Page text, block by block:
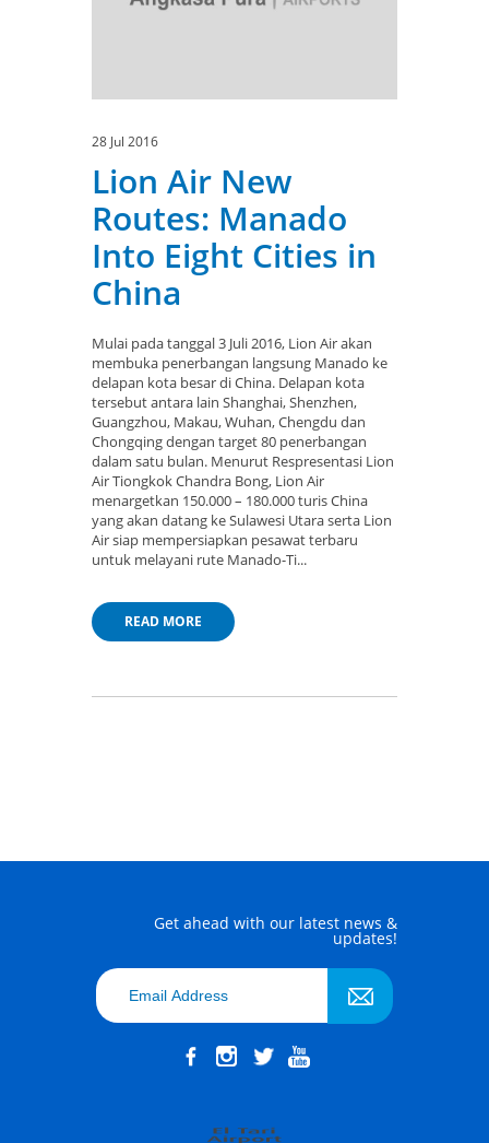
28 Jul 2016
Lion Air New
Routes: Manado
Into Eight Cities in
China
Mulai pada tanggal 3 Juli 2016, Lion Air akan
membuka penerbangan langsung Manado ke
delapan kota besar di China. Delapan kota
tersebut antara lain Shanghai, Shenzhen,
Guangzhou, Makau, Wuhan, Chengdu dan
Chongqing dengan target 80 penerbangan
dalam satu bulan. Menurut Respresentasi Lion
Air Tiongkok Chandra Bong, Lion Air
menargetkan 150.000 – 180.000 turis China
yang akan datang ke Sulawesi Utara serta Lion
Air siap mempersiapkan pesawat terbaru
untuk melayani rute Manado-Ti...
READ MORE
Get ahead with our latest news &
updates!